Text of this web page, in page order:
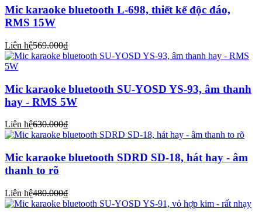
Mic karaoke bluetooth L-698, thiết kế độc đáo,
RMS 15W
Liên hệ569.000₫
Mic karaoke bluetooth SU-YOSD YS-93, âm thanh
hay - RMS 5W
Liên hệ630.000₫
Mic karaoke bluetooth SDRD SD-18, hát hay - âm
thanh to rõ
Liên hệ480.000₫